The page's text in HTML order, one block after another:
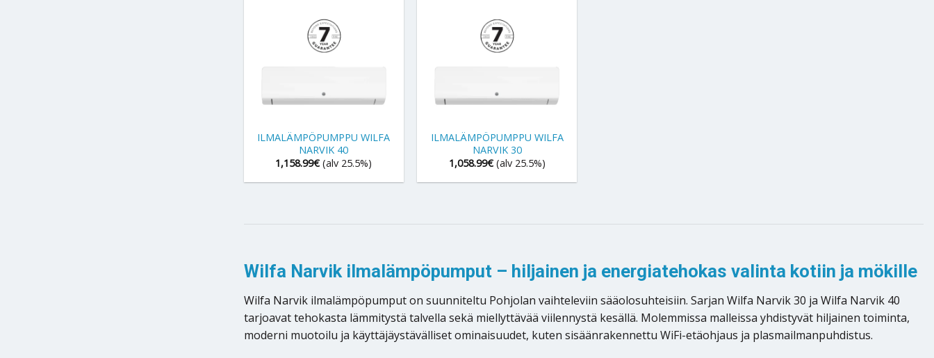
ILMALÄMPÖPUMPPU WILFA
NARVIK 40
1,158.99€ (alv 25.5%)
ILMALÄMPÖPUMPPU WILFA
NARVIK 30
1,058.99€ (alv 25.5%)
Wilfa Narvik ilmalämpöpumput – hiljainen ja energiatehokas valinta kotiin ja mökille
Wilfa Narvik ilmalämpöpumput on suunniteltu Pohjolan vaihteleviin sääolosuhteisiin. Sarjan Wilfa Narvik 30 ja Wilfa Narvik 40
tarjoavat tehokasta lämmitystä talvella sekä miellyttävää viilennystä kesällä. Molemmissa malleissa yhdistyvät hiljainen toiminta,
moderni muotoilu ja käyttäjäystävälliset ominaisuudet, kuten sisäänrakennettu WiFi-etäohjaus ja plasmailmanpuhdistus.